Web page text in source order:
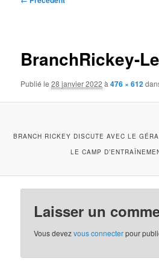
BranchRickey-
Publié le28 janvier 2022 à476 × 612
BRANCH RICKEY DISCUTE AVEC LE
LE CAMP
Laisser un
Vous devezvous connecterpour